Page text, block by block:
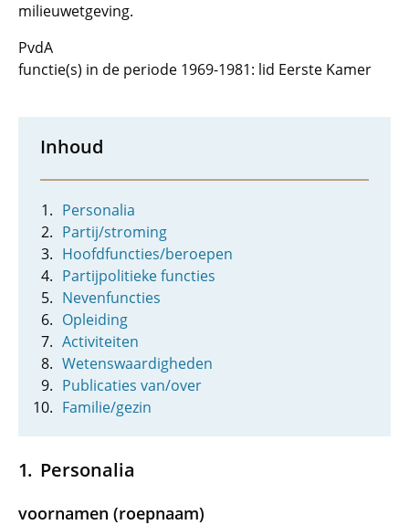
milieuwetgeving.
PvdA
functie(s) in de periode 1969-1981: lid Eerste Kamer
Inhoud
Personalia
Partij/stroming
Hoofdfuncties/beroepen
Partijpolitieke functies
Nevenfuncties
Opleiding
Activiteiten
Wetenswaardigheden
Publicaties van/over
Familie/gezin
Personalia
voornamen (roepnaam)